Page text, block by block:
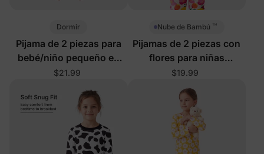
Dormir
Pijama de 2 piezas para
bebé/niño pequeño en
verde
$21.99
Nube de Bambú ™
Pijamas de 2 piezas con
flores para niñas
bebés/niñas pequeñas
$19.99